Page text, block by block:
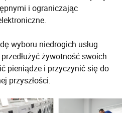
i ograniczając
wyboru niedrogich usług
żywotność swoich
pieniądze i przyczynić się do
przyszłości.